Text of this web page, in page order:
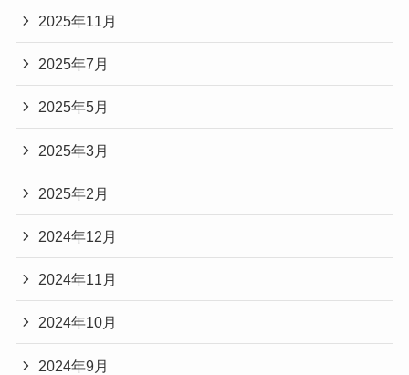
2025年11月
2025年7月
2025年5月
2025年3月
2025年2月
2024年12月
2024年11月
2024年10月
2024年9月